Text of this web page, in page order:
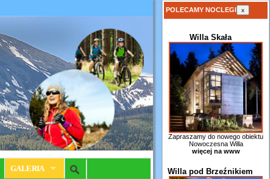
GALERIA
POLECAMY NOCLEGI x
Willa Skała
Zapraszamy do nowego obiektu
Nowoczesna Willa
więcej na www
Willa pod Brzeźnikiem